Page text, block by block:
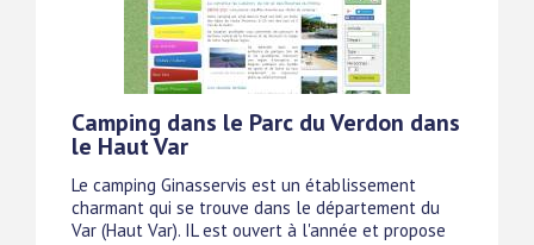
Camping dans le Parc du Verdon dans
le Haut Var
Le camping Ginasservis est un établissement
charmant qui se trouve dans le département du
Var (Haut Var). IL est ouvert à l'année et propose